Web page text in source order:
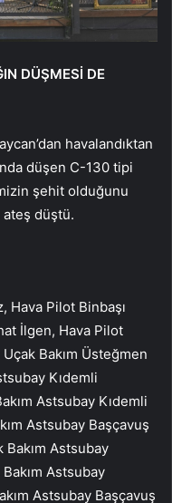
DÜŞMESİ DE
havalandıktan
düşen C-130 tipi
şehit olduğunu
ateş düştü.
Hava Pilot Binbaşı
İlgen, Hava Pilot
Bakım Üsteğmen
Kıdemli
Astsubay Kıdemli
Astsubay Başçavuş
Bakım Astsubay
Astsubay
Astsubay Başçavuş